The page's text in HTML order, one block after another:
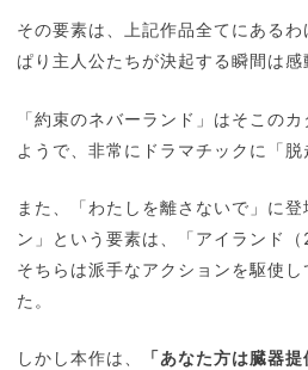
その要素は、上記作品全てにある
ぱり主人公たちが決起する瞬間は感
「約束のネバーランド」はそこの
ようで、非常にドラマチックに「脱
また、「わたしを離さないで」に
ン」という要素は、「アイランド
そちらは派手なアクションを駆使
た。
しかし本作は、
「あなた方は臓器